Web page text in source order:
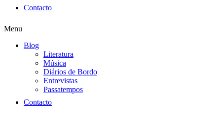
Contacto
Menu
Blog
Literatura
Música
Diários de Bordo
Entrevistas
Passatempos
Contacto